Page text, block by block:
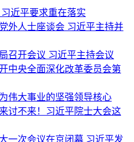
近平要求重在落实
外人士座谈会 习近平主持并
召开会议 习近平主持会议
中央全面深化改革委员会第
伟大事业的坚强领导核心
讨不来！习近平院士大会这
一次会议在京闭幕 习近平发